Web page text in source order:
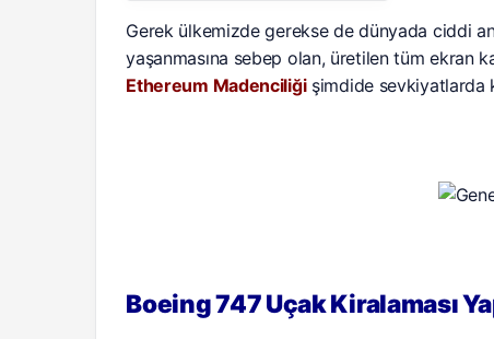
Gerek ülkemizde gerekse de dünyada ciddi
yaşanmasına sebep olan, üretilen tüm ekran
Ethereum Madenciliği şimdide sevkiyatlarda
Boeing 747 Uçak Kiralaması